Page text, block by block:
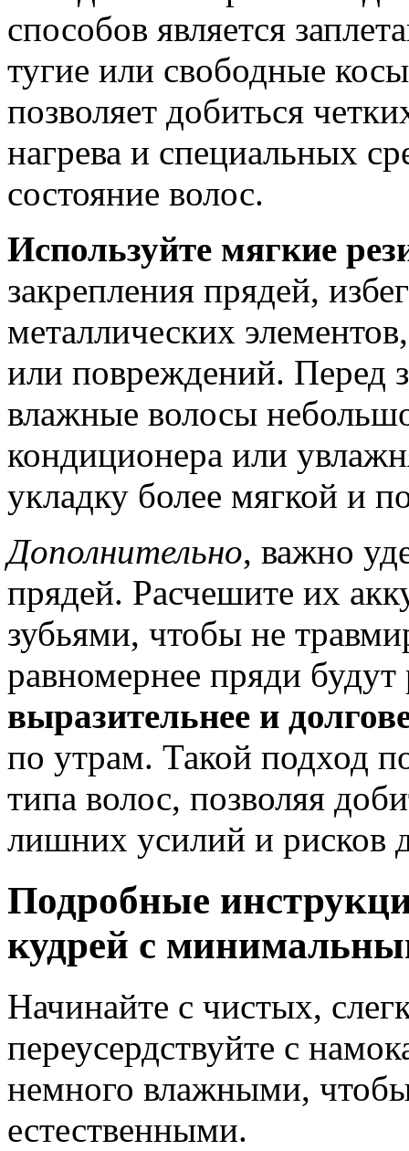
способов является
тугие или свободные
позволяет добиться
нагрева и специальных
состояние волос.
Используйте мягкие
закрепления прядей,
металлических
или повреждений. Перед
влажные волосы
кондиционера или
укладку более мягкой и
Дополнительно, важно
прядей. Расчешите их
зубьями, чтобы не
равномернее пряди
выразительнее и
по утрам. Такой подход
типа волос, позволяя
лишних усилий и рисков
Подробные
кудрей с
Начинайте с чистых,
переусердствуйте с
немного влажными,
естественными.